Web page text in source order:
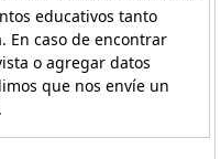
educativos tanto
En caso de encontrar
o agregar datos
que nos envíe un